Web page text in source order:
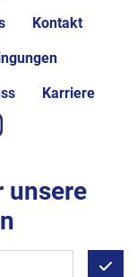
Kontakt
Karriere
instagram
unsere